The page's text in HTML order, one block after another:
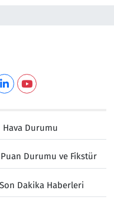
Hava Durumu
Puan Durumu ve Fikstür
Son Dakika Haberleri